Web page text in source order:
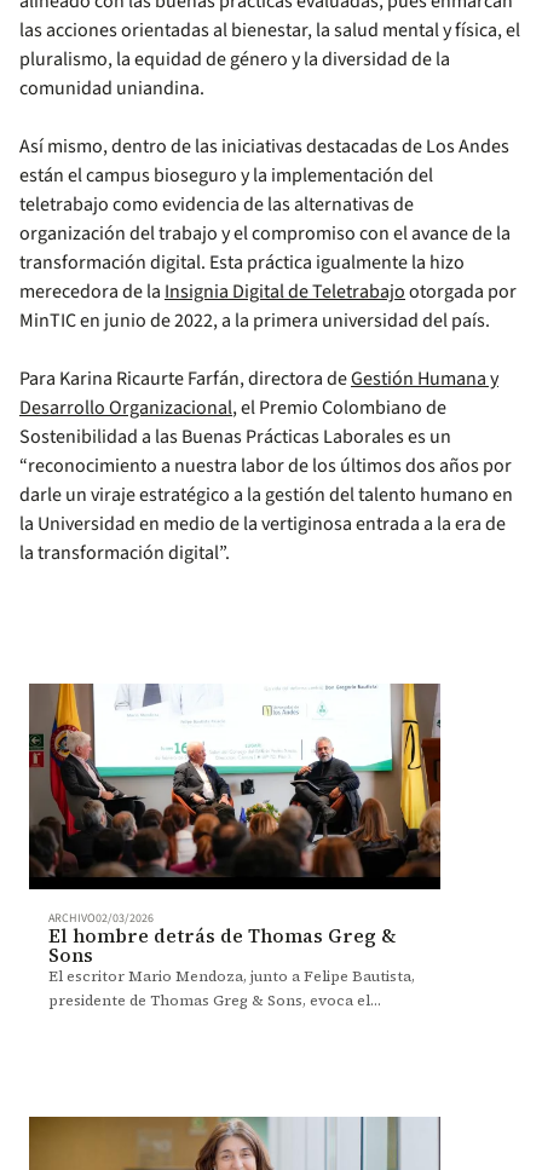
las acciones orientadas al bienestar, la salud mental y física, el
pluralismo, la equidad de género y la diversidad de la
comunidad uniandina.
Así mismo, dentro de las iniciativas destacadas de Los Andes
están el campus bioseguro y la implementación del
teletrabajo como evidencia de las alternativas de
organización del trabajo y el compromiso con el avance de la
transformación digital. Esta práctica igualmente la hizo
merecedora de la Insignia Digital de Teletrabajootorgada por
MinTIC en junio de 2022, a la primera universidad del país.
Para Karina Ricaurte Farfán, directora deGestión Humana y
Desarrollo Organizacional, el Premio Colombiano de
Sostenibilidad a las Buenas Prácticas Laborales es un
“reconocimiento a nuestra labor de los últimos dos años por
darle un viraje estratégico a la gestión del talento humano en
la Universidad en medio de la vertiginosa entrada a la era de
la transformación digital”.
ARCHIVO02/03/2026
El hombre detrás de Thomas Greg &
Sons
El escritor Mario Mendoza, junto a Felipe Bautista,
presidente de Thomas Greg & Sons, evoca el